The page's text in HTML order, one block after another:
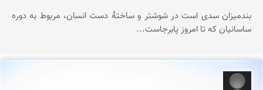
بندمیزان سدی است در شوشتر و ساختهٔ دست انسان، مربوط به دوره
ساسانیان که تا امروز پابرجاست...